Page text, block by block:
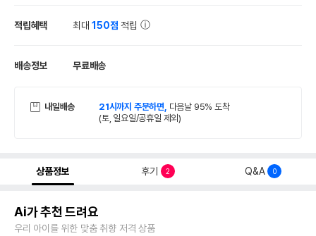
적립혜택 최대150점 적립
배송정보 무료배송
내일배송 21시까지 주문하면, 다음날 95% 도착
(토, 일요일/공휴일 제외)
상품정보 후기 2 Q&A 0
Ai가 추천 드려요
우리 아이를 위한 맞춤 취향 저격 상품